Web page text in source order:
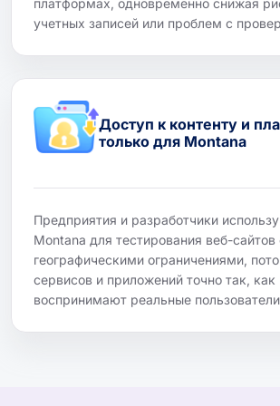
учетных записей или проблем с
Доступ к контенту и
только для Montana
Предприятия и разработчики
Montana для тестирования веб-сайтов
географическими ограничениями,
сервисов и приложений точно так, как
воспринимают реальные